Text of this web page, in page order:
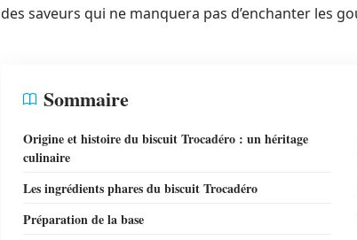
des saveurs qui ne manquera pas d’enchanter les
Sommaire
Origine et histoire du biscuit Trocadéro : un héritage
culinaire
Les ingrédients phares du biscuit Trocadéro
Préparation de la base